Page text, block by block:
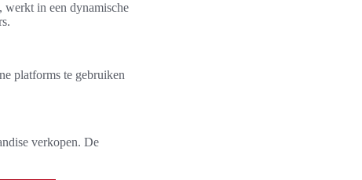
werkt in een dynamische
platforms te gebruiken
verkopen. De